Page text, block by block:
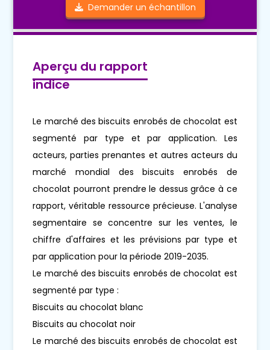
Demander un échantillon
Aperçu du rapport
indice
Le marché des biscuits enrobés de chocolat est
segmenté par type et par application. Les
acteurs, parties prenantes et autres acteurs du
marché mondial des biscuits enrobés de
chocolat pourront prendre le dessus grâce à ce
rapport, véritable ressource précieuse. L'analyse
segmentaire se concentre sur les ventes, le
chiffre d'affaires et les prévisions par type et
par application pour la période 2019-2035.
Le marché des biscuits enrobés de chocolat est
segmenté par type :
Biscuits au chocolat blanc
Biscuits au chocolat noir
Le marché des biscuits enrobés de chocolat est